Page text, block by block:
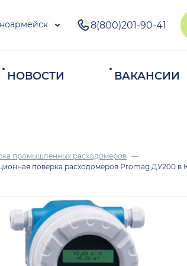
8(800)201-90-41
НОВОСТИ ВАКАНСИИ
промышленных расходомеров
поверка расходомеров Promag ДУ200 в